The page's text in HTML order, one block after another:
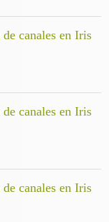
canales en Iris
canales en Iris
canales en Iris